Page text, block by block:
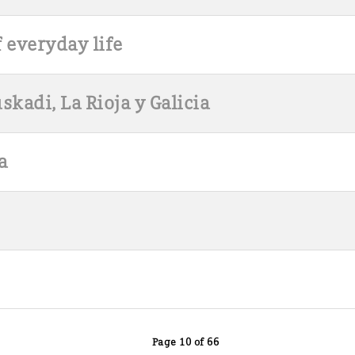
everyday life
La Rioja y Galicia
Page 10 of 66